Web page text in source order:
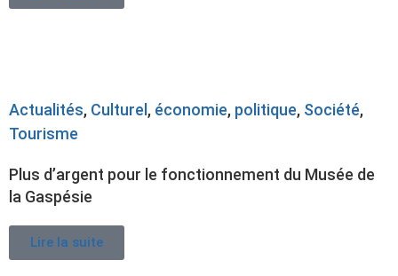
Actualités, Culturel, économie, politique, Société,
Tourisme
Plus d’argent pour le fonctionnement du Musée de
la Gaspésie
Lire la suite